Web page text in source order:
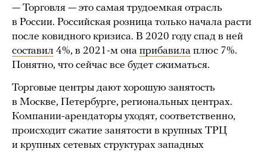
— Торговля — это самая трудоемкая отрасль
в России. Российская розница только начала расти
после ковидного кризиса. В 2020 году спад в ней
составил 4%, в 2021-м она прибавила плюс 7%.
Понятно, что сейчас все будет сжиматься.
Торговые центры дают хорошую занятость
в Москве, Петербурге, региональных центрах.
Компании-арендаторы уходят, соответственно,
происходит сжатие занятости в крупных ТРЦ
и крупных сетевых структурах западных